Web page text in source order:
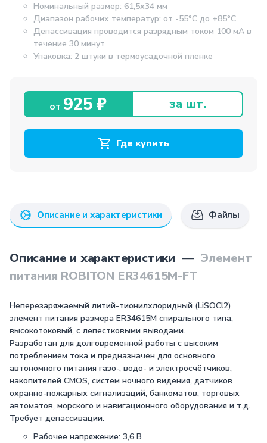
Номинальный размер: 61,5х34 мм
Диапазон рабочих температур: от -55°С до +85°С
Депассивация проводится разрядным током 100 мА в
течение 30 минут
Упаковка: 2 штуки в термоусадочной пленке
от 925 ₽ за шт.
Где купить
Описание и характеристики Файлы
Описание и характеристики — Элемент
питания ROBITON ER34615M-FT
Неперезаряжаемый литий-тионилхлоридный (LiSOCl2)
элемент питания размера ER34615M спирального типа,
высокотоковый, с лепестковыми выводами.
Разработан для долговременной работы с высоким
потреблением тока и предназначен для основного
автономного питания газо-, водо- и электросчётчиков,
накопителей CMOS, систем ночного видения, датчиков
охранно-пожарных сигнализаций, банкоматов, торговых
автоматов, морского и навигационного оборудования и т.д.
Требует депассивации.
Рабочее напряжение: 3,6 В